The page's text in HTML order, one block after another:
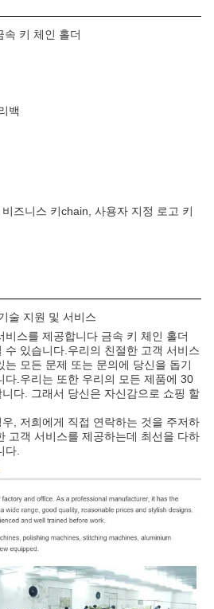
속 키 체인 홀더
백
즈니스 키chain, 사용자 지정 로고 키
술 지원 및 서비스
비스를 제공합니다 금속 키 체인 홀더
수 있습니다.우리의 친절한 고객 서비스
는 모든 문제 또는 문의에 당신을 돕기
다.우리는 또한 우리의 모든 제품에 30
다. 그래서 당신은 자신감으로 쇼핑 할
, 저희에게 직접 연락하는 것을 주저하
고객 서비스를 제공하는데 최선을 다하
다.